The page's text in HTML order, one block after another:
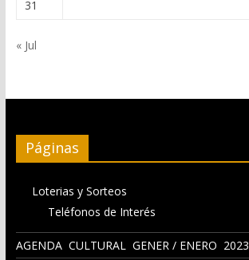
31
« Jul
Páginas
Loterias y Sorteos
Teléfonos de Interés
AGENDA CULTURAL GENER / ENERO 2023